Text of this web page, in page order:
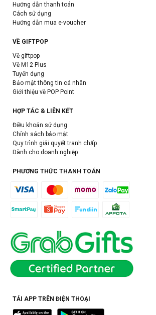
Hướng dẫn thanh toán
Cách sử dụng
Hướng dẫn mua e-voucher
VỀ GIFTPOP
Về giftpop
Về M12 Plus
Tuyển dụng
Bảo mật thông tin cá nhân
Giới thiệu về POP Point
HỢP TÁC & LIÊN KẾT
Điều khoản sử dụng
Chính sách bảo mật
Quy trình giải quyết tranh chấp
Dành cho doanh nghiệp
PHƯƠNG THỨC THANH TOÁN
TẢI APP TRÊN ĐIỆN THOẠI